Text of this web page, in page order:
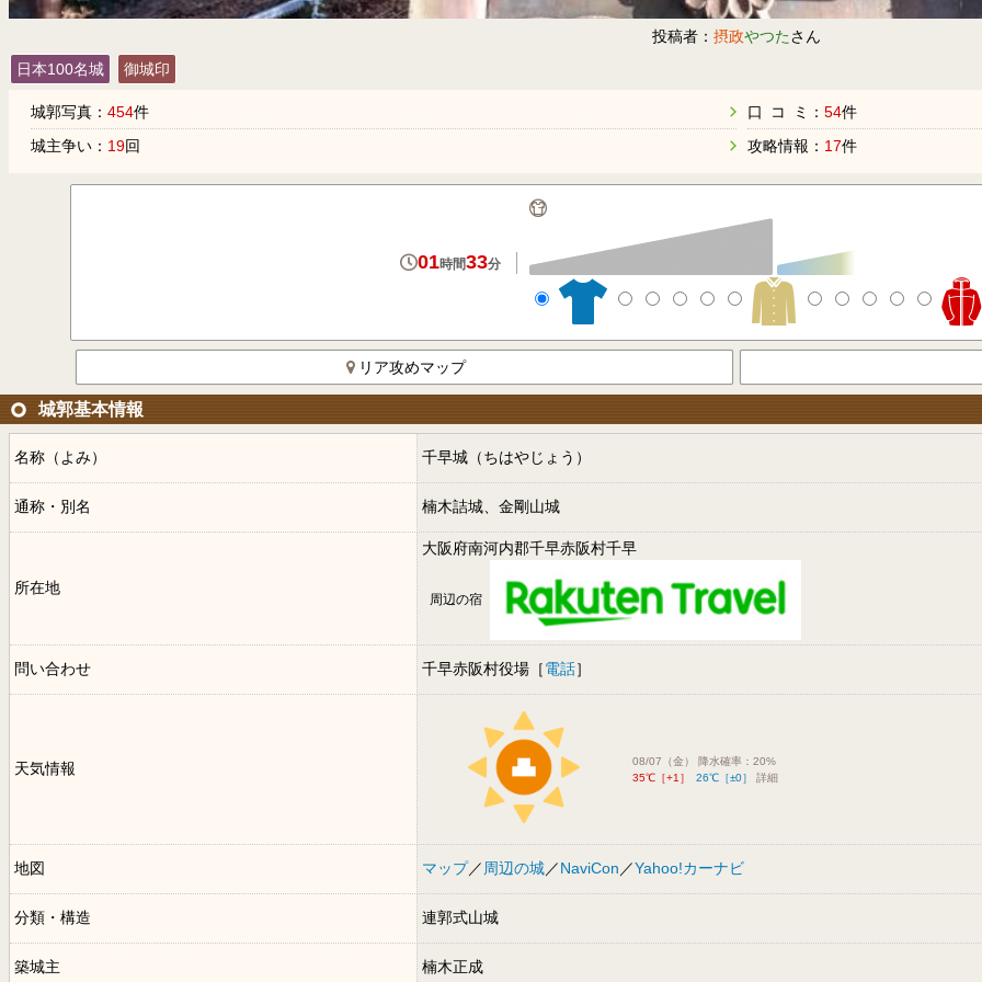
投稿者： 摂政やつたさん
日本100名城
御城印
城郭写真： 454件
城主争い： 19回
口 コ ミ： 54件
攻略情報： 17件
01時間33分
リア攻めマップ
城郭基本情報
名称（よみ） 千早城（ちはやじょう）
通称・別名 楠木詰城、金剛山城
所在地
大阪府南河内郡千早赤阪村千早
周辺の宿
問い合わせ 千早赤阪村役場［電話］
天気情報
08/07（金） 降水確率：20%
35℃［+1］
26℃［±0］ 詳細
地図 マップ／周辺の城／NaviCon／Yahoo!カーナビ
分類・構造 連郭式山城
築城主 楠木正成